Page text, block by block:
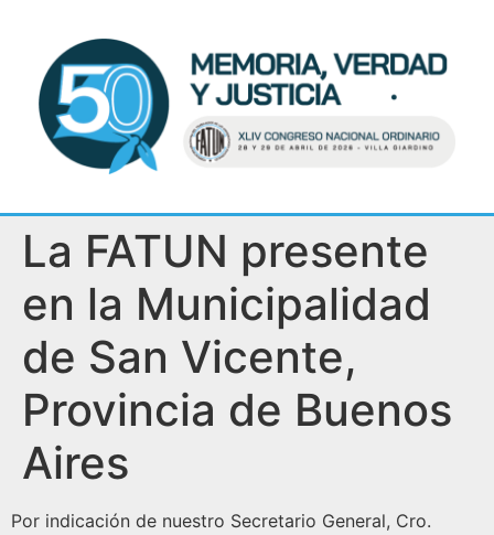
La FATUN presente
en la Municipalidad
de San Vicente,
Provincia de Buenos
Aires
Por indicación de nuestro Secretario General, Cro.